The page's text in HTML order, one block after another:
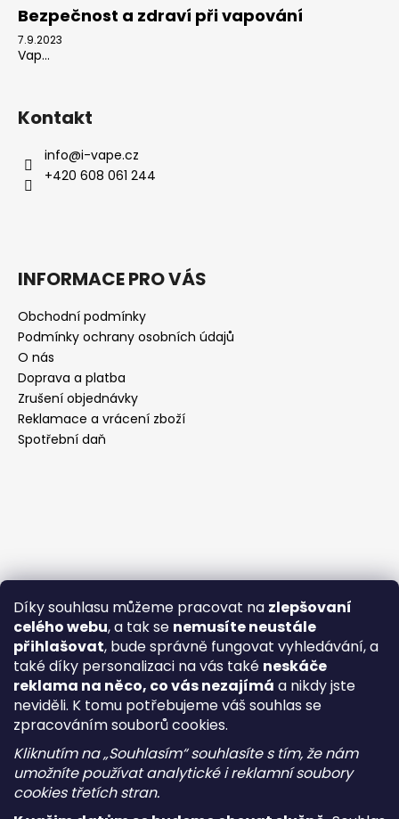
Díky souhlasu můžeme pracovat na zlepšovaní
celého webu, a tak se nemusíte neustále
přihlašovat, bude správně fungovat vyhledávání, a
také díky personalizaci na vás také neskáče
reklama na něco, co vás nezajímá a nikdy jste
neviděli. K tomu potřebujeme váš souhlas se
zpracováním souborů cookies.
Kliknutím na „Souhlasím“ souhlasíte s tím, že nám
umožníte používat analytické i reklamní soubory
cookies třetích stran.
Bezpečnost a zdraví při vapování
7.9.2023
Vap...
Kontakt
info@i-vape.cz
+420 608 061 244
INFORMACE PRO VÁS
Obchodní podmínky
Podmínky ochrany osobních údajů
O nás
Doprava a platba
Zrušení objednávky
Reklamace a vrácení zboží
Spotřební daň